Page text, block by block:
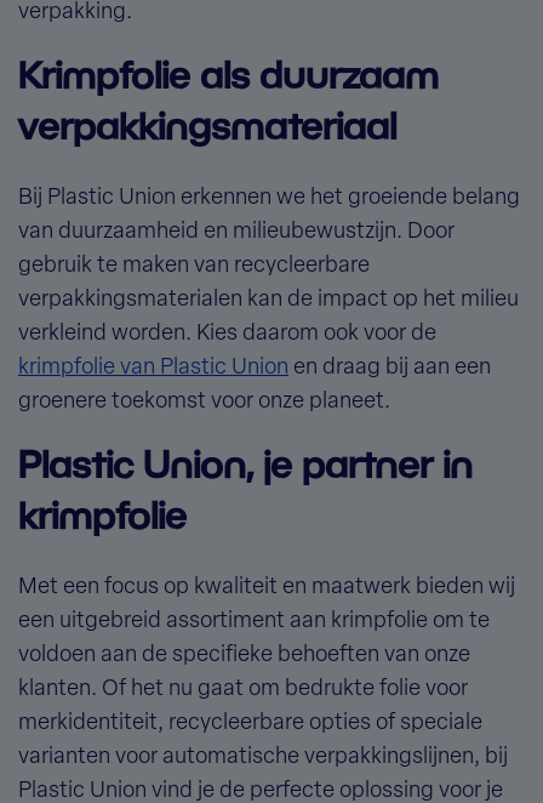
verpakking.
Krimpfolie als duurzaam
verpakkingsmateriaal
Bij Plastic Union erkennen we het groeiende belang
van duurzaamheid en milieubewustzijn. Door
gebruik te maken van recycleerbare
verpakkingsmaterialen kan de impact op het milieu
verkleind worden. Kies daarom ook voor de
krimpfolie van Plastic Union en draag bij aan een
groenere toekomst voor onze planeet.
Plastic Union, je partner in
krimpfolie
Met een focus op kwaliteit en maatwerk bieden wij
een uitgebreid assortiment aan krimpfolie om te
voldoen aan de specifieke behoeften van onze
klanten. Of het nu gaat om bedrukte folie voor
merkidentiteit, recycleerbare opties of speciale
varianten voor automatische verpakkingslijnen, bij
Plastic Union vind je de perfecte oplossing voor je